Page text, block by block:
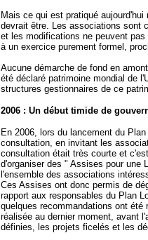
Mais ce qui est pratiqué
devrait être. Les associations sont
et les modifications ne peuvent
à un exercice purement formel,
Aucune démarche de fond en
été déclaré patrimoine mondial de
structures gestionnaires de ce
2006 : Un début timide de
En 2006, lors du lancement du
consultation, en invitant les
consultation était très courte et
d'organiser des " Assises pour une
l'ensemble des associations
Ces Assises ont donc permis de
rapport aux responsables du Plan
quelques recommandations ont
réalisée au dernier moment, avant
définies, les projets ficelés et les